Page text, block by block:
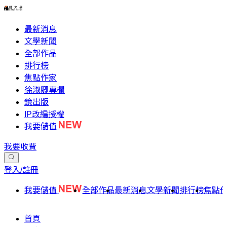
最新消息
文學新聞
全部作品
排行榜
焦點作家
徐淑卿專欄
鏡出版
IP改編授權
我要儲值
我要收費
登入/註冊
我要儲值 全部作品最新消息文學新聞排行榜焦點
首頁